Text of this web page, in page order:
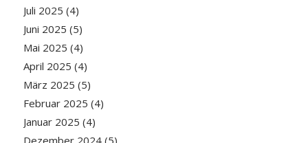
Juli 2025 (4)
Juni 2025 (5)
Mai 2025 (4)
April 2025 (4)
März 2025 (5)
Februar 2025 (4)
Januar 2025 (4)